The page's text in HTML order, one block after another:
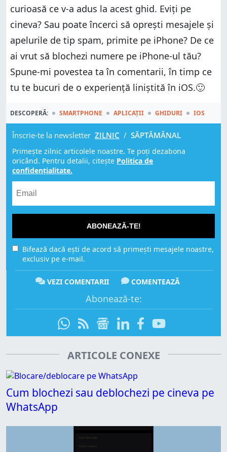
curioasă ce v-a adus la acest ghid. Eviți pe
cineva? Sau poate încerci să oprești mesajele și
apelurile de tip spam, primite pe iPhone? De ce
ai vrut să blochezi numere pe iPhone-ul tău?
Spune-mi povestea ta în comentarii, în timp ce
tu te bucuri de o experiență liniștită în iOS.🙂
DESCOPERĂ: SMARTPHONE APLICAȚII GHIDURI IOS
Înscrie-te la newsletter ZILNIC / SĂPTĂMÂNAL
Primește zilnic articolele noastre. Te poți dezabona
oricând. Pentru detalii, citește Politica de
confidențialitate.
ABONEAZĂ-TE!
Bifează dacă ești de acord să primești mesajele noastre,
exclusiv pe e-mail.
VEZI COMENTARII COMENTEAZĂ
Abonează-te:
ARTICOLE CONEXE
Cum blochezi sau deblochezi pe cineva pe
WhatsApp